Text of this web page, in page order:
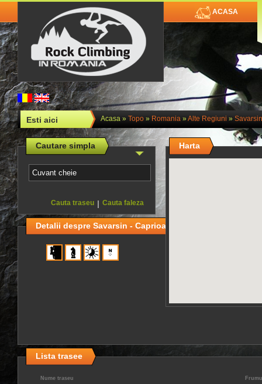
ACASA
Esti aici Acasa» Topo» Romania»Alte Regiuni »
Cautare simpla
Cauta faleza
|
Cauta traseu
Harta
Detalii despre Savarsin - Caprioara
Lista trasee
Nume traseu